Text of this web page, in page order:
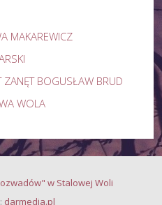
MAKAREWICZ
BOGUSŁAW BRUD
WOLA
w Stalowej Woli
darmedia.pl